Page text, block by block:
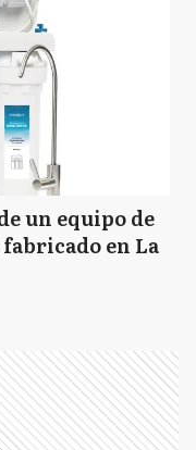
un equipo de
en La